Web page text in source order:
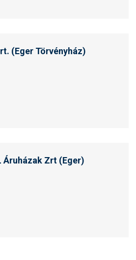
(Eger Törvényház)
Áruházak Zrt (Eger)